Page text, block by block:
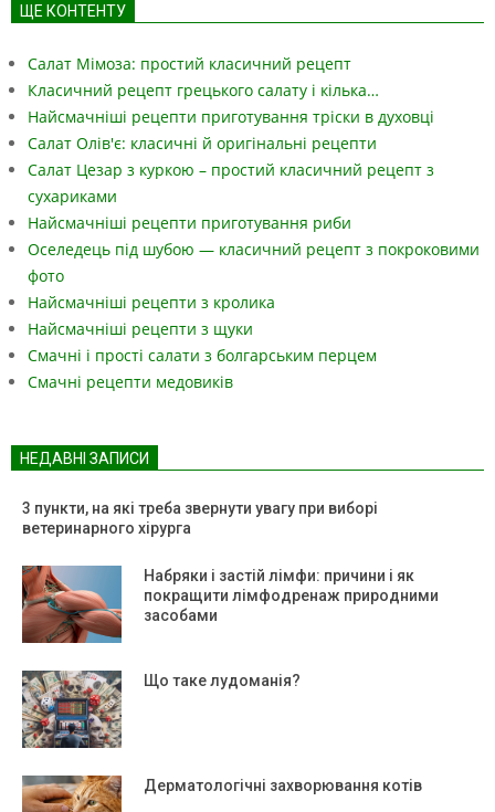
ЩЕ КОНТЕНТУ
Салат Мімоза: простий класичний рецепт
Класичний рецепт грецького салату і кілька…
Найсмачніші рецепти приготування тріски в духовці
Салат Олів'є: класичні й оригінальні рецепти
Салат Цезар з куркою – простий класичний рецепт з
сухариками
Найсмачніші рецепти приготування риби
Оселедець під шубою — класичний рецепт з покроковими
фото
Найсмачніші рецепти з кролика
Найсмачніші рецепти з щуки
Смачні і прості салати з болгарським перцем
Смачні рецепти медовиків
НЕДАВНІ ЗАПИСИ
3 пункти, на які треба звернути увагу при виборі
ветеринарного хірурга
Набряки і застій лімфи: причини і як
покращити лімфодренаж природними
засобами
Що таке лудоманія?
Дерматологічні захворювання котів